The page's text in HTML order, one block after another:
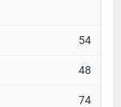
54
48
74